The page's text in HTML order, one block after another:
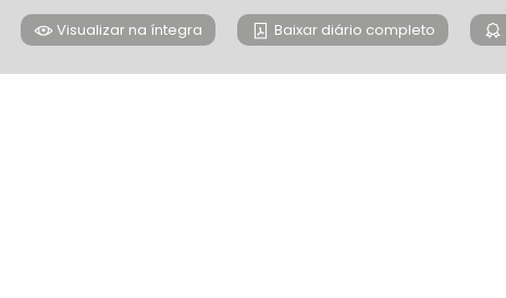
Visualizar na íntegra Baixar diário completo